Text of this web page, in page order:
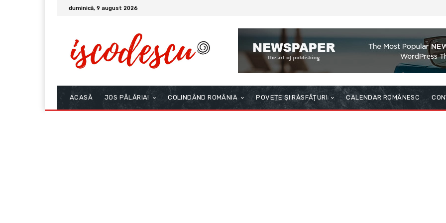
duminică, 9 august 2026
ACASĂ JOS PĂLĂRIA! COLINDÂND ROMÂNIA POVEȚE ȘI RĂSFĂȚURI CALENDAR ROMÂNESC